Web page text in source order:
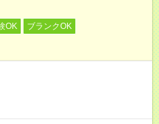
OK
ブランクOK